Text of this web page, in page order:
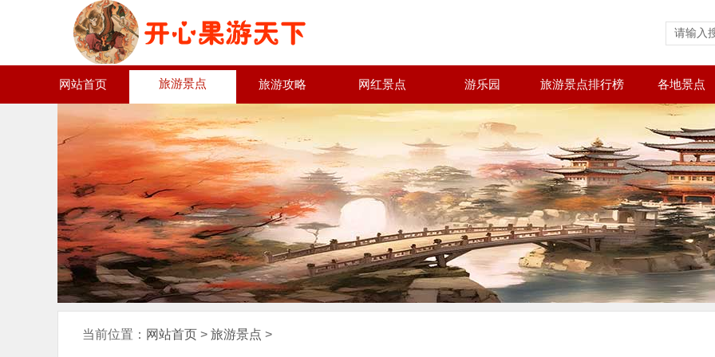
网站首页 旅游景点 旅游攻略 网红景点 游乐园 旅游景点排行榜 各地景点
当前位置： 网站首页 > 旅游景点 >